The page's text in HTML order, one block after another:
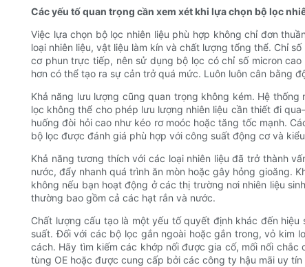
Các yếu tố quan trọng cần xem xét khi lựa chọn bộ lọc
Việc lựa chọn bộ lọc nhiên liệu phù hợp không chỉ đơn
loại nhiên liệu, vật liệu làm kín và chất lượng tổng thể. Chỉ
cơ phun trực tiếp, nên sử dụng bộ lọc có chỉ số micron
hơn có thể tạo ra sự cản trở quá mức. Luôn luôn cân bằng
Khả năng lưu lượng cũng quan trọng không kém. Hệ
lọc không thể cho phép lưu lượng nhiên liệu cần thiết đi
huống đòi hỏi cao như kéo rơ moóc hoặc tăng tốc mạnh.
bộ lọc được đánh giá phù hợp với công suất động cơ và
Khả năng tương thích với các loại nhiên liệu đã trở thành
nước, đẩy nhanh quá trình ăn mòn hoặc gây hỏng gioăng.
không nếu bạn hoạt động ở các thị trường nơi nhiên liệu
thường bao gồm cả các hạt rắn và nước.
Chất lượng cấu tạo là một yếu tố quyết định khác đến
suất. Đối với các bộ lọc gắn ngoài hoặc gắn trong, vỏ kim
cách. Hãy tìm kiếm các khớp nối được gia cố, mối nối
tùng OE hoặc được cung cấp bởi các công ty hậu mãi uy